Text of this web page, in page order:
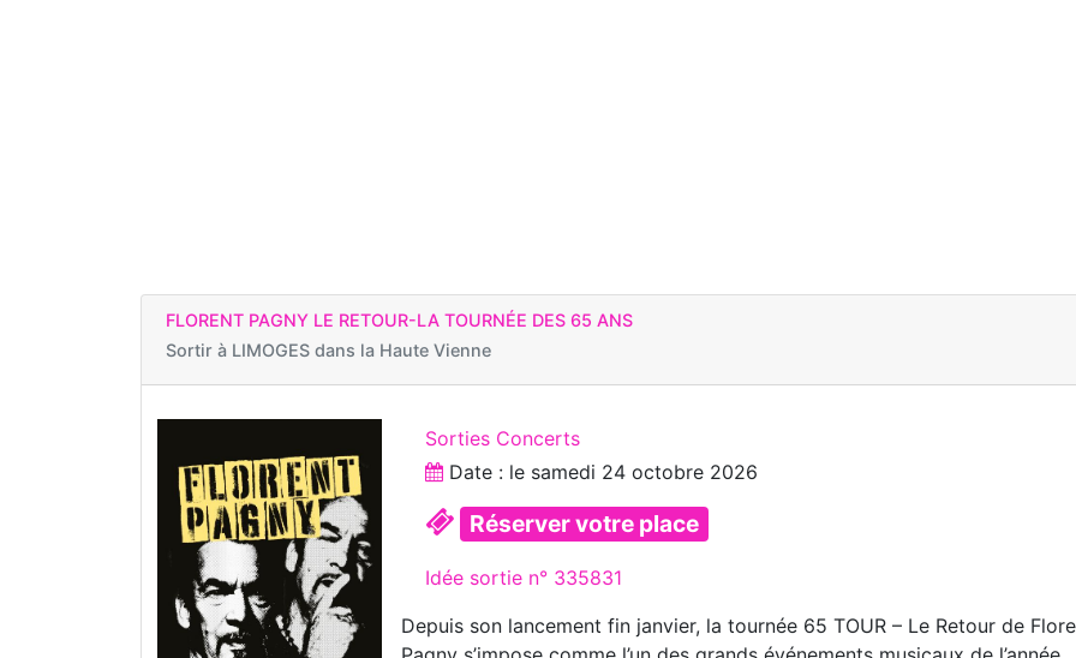
FLORENT PAGNY LE RETOUR-LA TOURNÉE DES 65 ANS
Sortir à LIMOGES dans la Haute Vienne
Sorties Concerts
Date : le samedi 24 octobre 2026
Réserver votre place
Idée sortie n° 335831
Depuis son lancement fin janvier, la tournée 65 TOUR – Le Retour de